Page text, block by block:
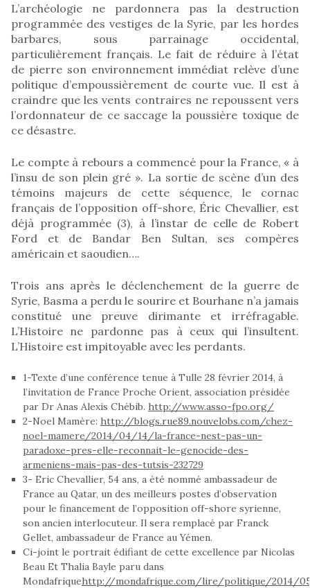
L’archéologie ne pardonnera pas la destruction
programmée des vestiges de la Syrie, par les hordes
barbares, sous parrainage occidental,
particulièrement français. Le fait de réduire à l’état
de pierre son environnement immédiat relève d’une
politique d’empoussièrement de courte vue. Il est à
craindre que les vents contraires ne repoussent vers
l’ordonnateur de ce saccage la poussière toxique de
ce désastre.
Le compte à rebours a commencé pour la France, « à
l’insu de son plein gré ». La sortie de scène d’un des
témoins majeurs de cette séquence, le cornac
français de l’opposition off-shore, Éric Chevallier, est
déjà programmée (3), à l’instar de celle de Robert
Ford et de Bandar Ben Sultan, ses compères
américain et saoudien….
Trois ans après le déclenchement de la guerre de
Syrie, Basma a perdu le sourire et Bourhane n’a jamais
constitué une preuve dirimante et irréfragable.
L’Histoire ne pardonne pas à ceux qui l’insultent.
L’Histoire est impitoyable avec les perdants.
1-Texte d’une conférence tenue à Tulle 28 février 2014, à
l’invitation de France Proche Orient, association présidée
par Dr Anas Alexis Chébib. http://www.asso-fpo.org/
2-Noel Mamère: http://blogs.rue89.nouvelobs.com/chez-
noel-mamere/2014/04/14/la-france-nest-pas-un-
paradoxe-pres-elle-reconnait-le-genocide-des-
armeniens-mais-pas-des-tutsis-232729
3- Eric Chevallier, 54 ans, a été nommé ambassadeur de
France au Qatar, un des meilleurs postes d’observation
pour le financement de l’opposition off-shore syrienne,
son ancien interlocuteur. Il sera remplacé par Franck
Gellet, ambassadeur de France au Yémen.
Ci-joint le portrait édifiant de cette excellence par Nicolas
Beau Et Thalia Bayle paru dans
Mondafriquehttp://mondafrique.com/lire/politique/2014/